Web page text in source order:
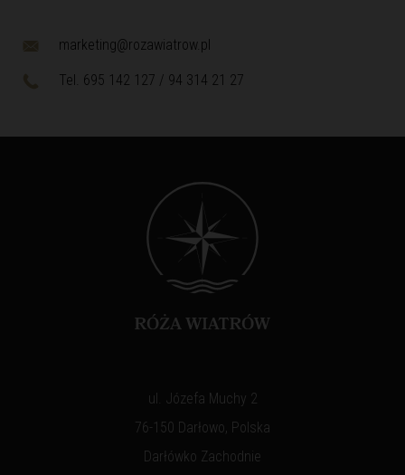
marketing@rozawiatrow.pl
Tel. 695 142 127 / 94 314 21 27
ul. Józefa Muchy 2
76-150 Darłowo, Polska
Darłówko Zachodnie